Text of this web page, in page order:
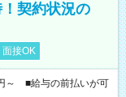
契約状況の
面接OK
～ ■給与の前払いが可